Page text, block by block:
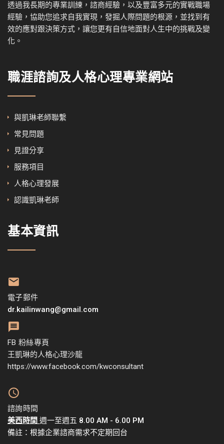
透過我長期的專業訓練，諮商經驗，以及豐富多元的實戰職場
經驗，協助您追求自我實現，發掘人際問題的根源，並找到有
效的應對跟決策方式，讓您更有自信地面對人生中的挑戰及變
化。
職涯諮詢及人格心理專業網站
與凱琳老師聯繫
常見問題
見證分享
服務項目
人格心理發展
認識凱琳老師
基本資訊
電子郵件
dr.kailinwang@gmail.com
FB 粉絲專頁
王凱琳的人格心理沙龍
https://www.facebook.com/kwconsultant
諮詢時間
美西時間 週一至週五 8.00 AM - 6.00 PM
備註：根據企業諮商需求不定期回台